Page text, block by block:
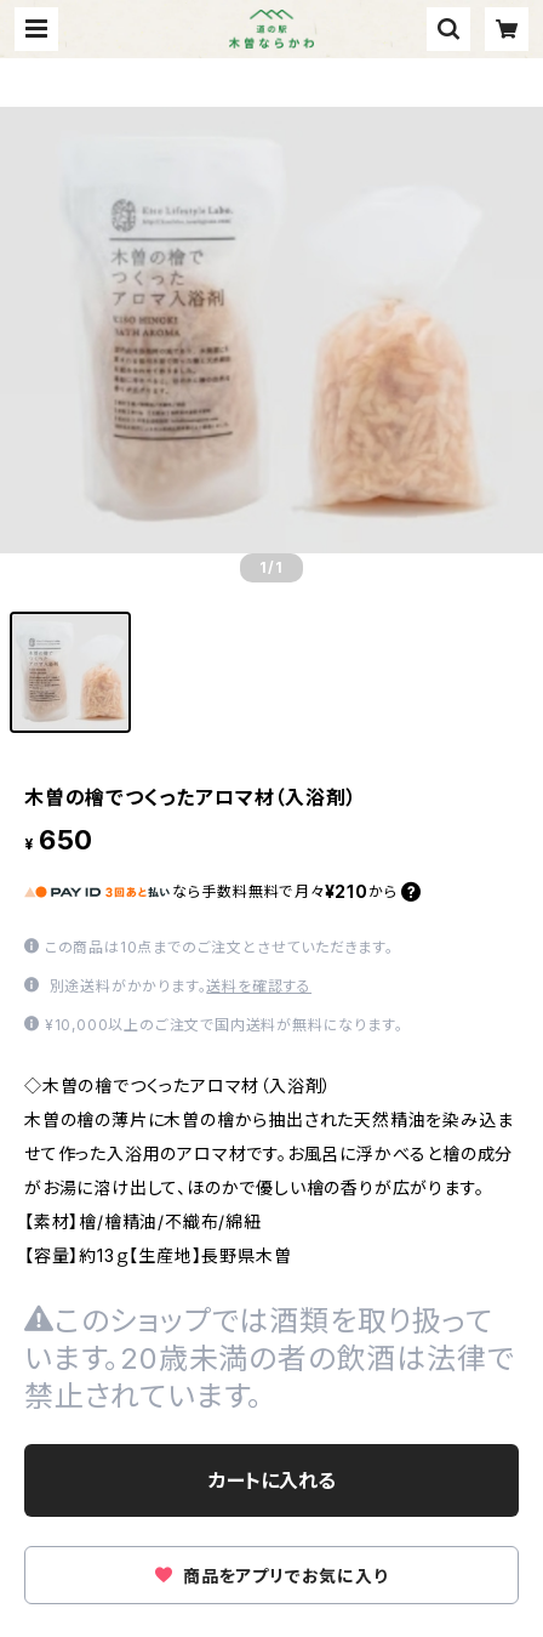
1 /1
木曽の檜でつくったアロマ材（入浴剤）
¥ 650
なら 手数料無料で 月々¥210 から
この商品は10点までのご注文とさせていただきます。
別途送料がかかります。送料を確認する
¥10,000以上のご注文で国内送料が無料になります。
◇木曽の檜でつくったアロマ材（入浴剤）
木曽の檜の薄片に木曽の檜から抽出された天然精油を染み込ま
せて作った入浴用のアロマ材です。お風呂に浮かべると檜の成分
がお湯に溶け出して、ほのかで優しい檜の香りが広がります。
【素材】檜/檜精油/不織布/綿紐
【容量】約13ｇ【生産地】長野県木曽
このショップでは酒類を取り扱って
います。20歳未満の者の飲酒は法律で
禁止されています。
カートに入れる
商品をアプリでお気に入り